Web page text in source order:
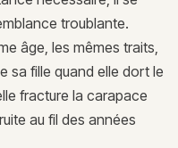
troublante.
âge, les mêmes traits,
sa fille quand elle dort le
fracture la carapace
au fil des années